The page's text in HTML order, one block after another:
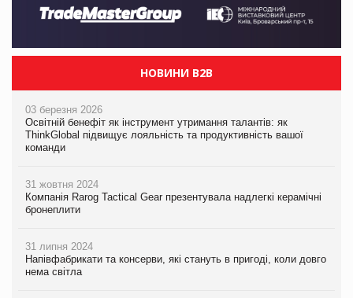
НОВИНИ B2B
03 березня 2026
Освітній бенефіт як інструмент утримання талантів: як
ThinkGlobal підвищує лояльність та продуктивність вашої
команди
31 жовтня 2024
Компанія Rarog Tactical Gear презентувала надлегкі керамічні
бронеплити
31 липня 2024
Напівфабрикати та консерви, які стануть в пригоді, коли довго
нема світла